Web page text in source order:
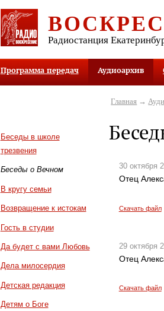
Радиостанция
Программа передач Аудиоархив
Беседы в школе
трезвения
Беседы о Вечном
В кругу семьи
Возвращение к истокам
Гость в студии
Да будет с вами Любовь
Дела милосердия
Детская редакция
Детям о Боге
Главная →
30 октября
Отец
Скачать файл
29 октября
Отец
Скачать файл